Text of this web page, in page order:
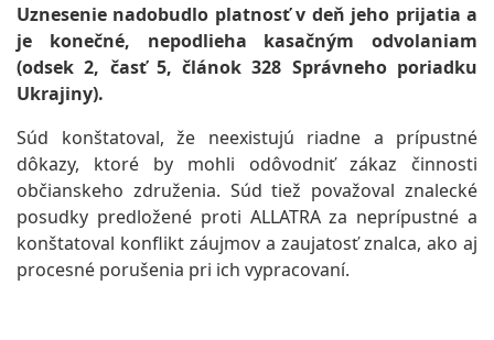
Uznesenie nadobudlo platnosť v deň jeho prijatia a
je konečné, nepodlieha kasačným odvolaniam
(odsek 2, časť 5, článok 328 Správneho poriadku
Ukrajiny).
Súd konštatoval, že neexistujú riadne a prípustné
dôkazy, ktoré by mohli odôvodniť zákaz činnosti
občianskeho združenia. Súd tiež považoval znalecké
posudky predložené proti ALLATRA za neprípustné a
konštatoval konflikt záujmov a zaujatosť znalca, ako aj
procesné porušenia pri ich vypracovaní.